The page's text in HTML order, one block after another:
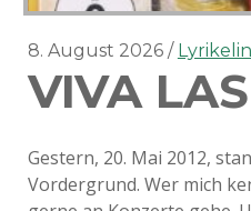
8. August 2026
VIVA
Gestern, 20. Mai 2012,
Vordergrund. Wer mich